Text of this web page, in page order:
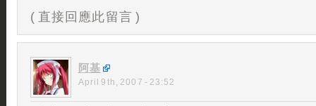
( 直接回應此留言 )
阿基
April 9th, 2007 - 23:52